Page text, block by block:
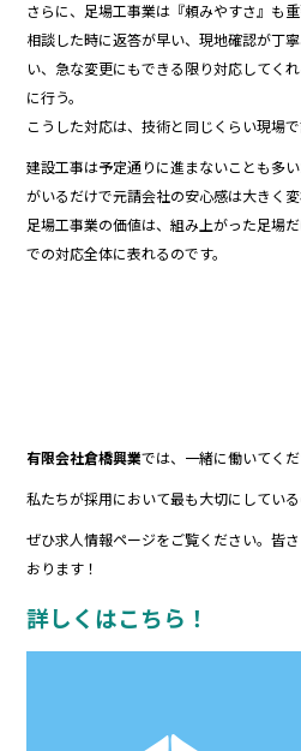
さらに、足場工事業は『頼みやすさ』も重
相談した時に返答が早い、現地確認が丁
い、急な変更にもできる限り対応してく
に行う。
こうした対応は、技術と同じくらい現場で
建設工事は予定通りに進まないことも多
がいるだけで元請会社の安心感は大きく変
足場工事業の価値は、組み上がった足場
での対応全体に表れるのです。
有限会社倉橋興業では、一緒に働いてく
私たちが採用において最も大切にしている
ぜひ求人情報ページをご覧ください。皆
おります！
詳しくはこちら！